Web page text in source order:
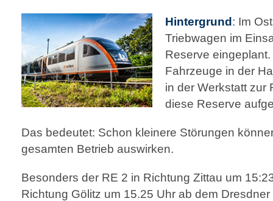
Hintergrund: Im
Triebwagen im
Reserve
Fahrzeuge in der
in der Werkstatt zur
diese Reserve
Das bedeutet: Schon kleinere Störungen
gesamten Betrieb auswirken.
Besonders der RE 2 in Richtung Zittau um
Richtung Gölitz um 15.25 Uhr ab dem